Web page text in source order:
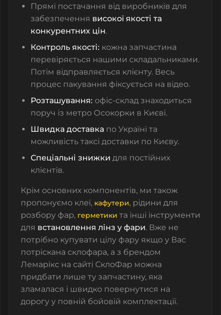
Прямі постачання від виробників для
забезпечення високої якості та
конкурентних цін.
Контроль якості: кожна запчастина
перевіряється нашими складальниками.
Потім відправляється клієнту. Весь
процес пакування фіксується на відео.
Розташування: офіс-склад знаходиться
поруч із метро Осокорки в Києві.
Швидка доставка по Україні та
можливість таксі доставки по Києву.
Спеціальні знижки для постійних
клієнтів.
Крім основних компонентів, ми також
пропонуємо клеї, кафутери, рідини для
розбору фар, герметики та інші інструменти
для встановлення лінз у фари. Вже не
потрібно купувати цілу фару якщо у Вас
потріскана склофара, а з брендом
Лемарікс на сайті СклоФар можна
придбати лише ту запчастину, яка
зламалася і швидко повернутися на
дорогу у повній бойовій комплектації.